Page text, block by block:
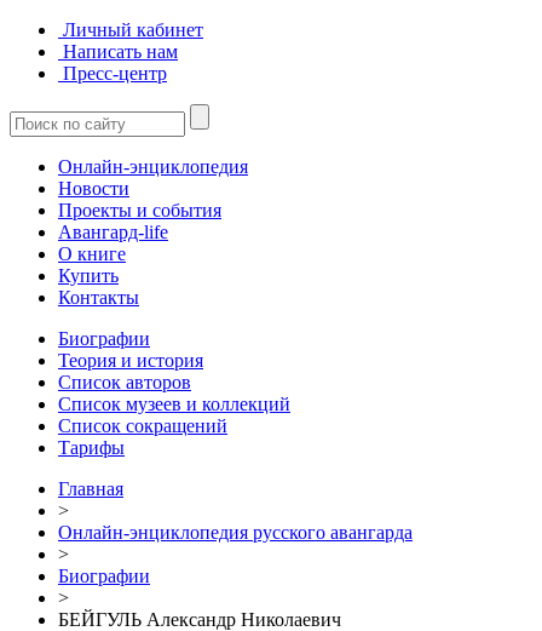
Личный кабинет
Написать нам
Пресс-центр
Онлайн-энциклопедия
Новости
Проекты и события
Авангард-life
О книге
Купить
Контакты
Биографии
Теория и история
Список авторов
Список музеев и коллекций
Список сокращений
Тарифы
Главная
>
Онлайн-энциклопедия русского авангарда
>
Биографии
>
БЕЙГУЛЬ Александр Николаевич